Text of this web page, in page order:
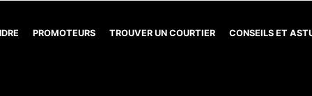
PROMOTEURS TROUVER UN COURTIER CONSEILS ET